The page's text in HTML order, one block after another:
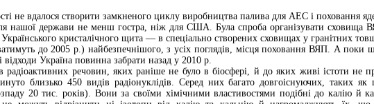
не вдалося створити замкненого циклу виробництва палива для АЕС і поховання
нашої держави не менш гостра, ніж для США. Була спроба організувати сховища
кристалічного щита — в спеціально створених сховищах у гранітних
до 2005 р.) найбезпечнішого, з усіх поглядів, місця поховання ВЯП. А
відходи Україна повинна забрати назад у 2010 р.
речовин, яких раніше не було в біосфері, й до яких живі істоти не
близько 450 видів радіонуклідів. Серед них багато довгоіснуючих, таких як
20 тис. років). Вони за своїми хімічними властивостями подібні до калію й